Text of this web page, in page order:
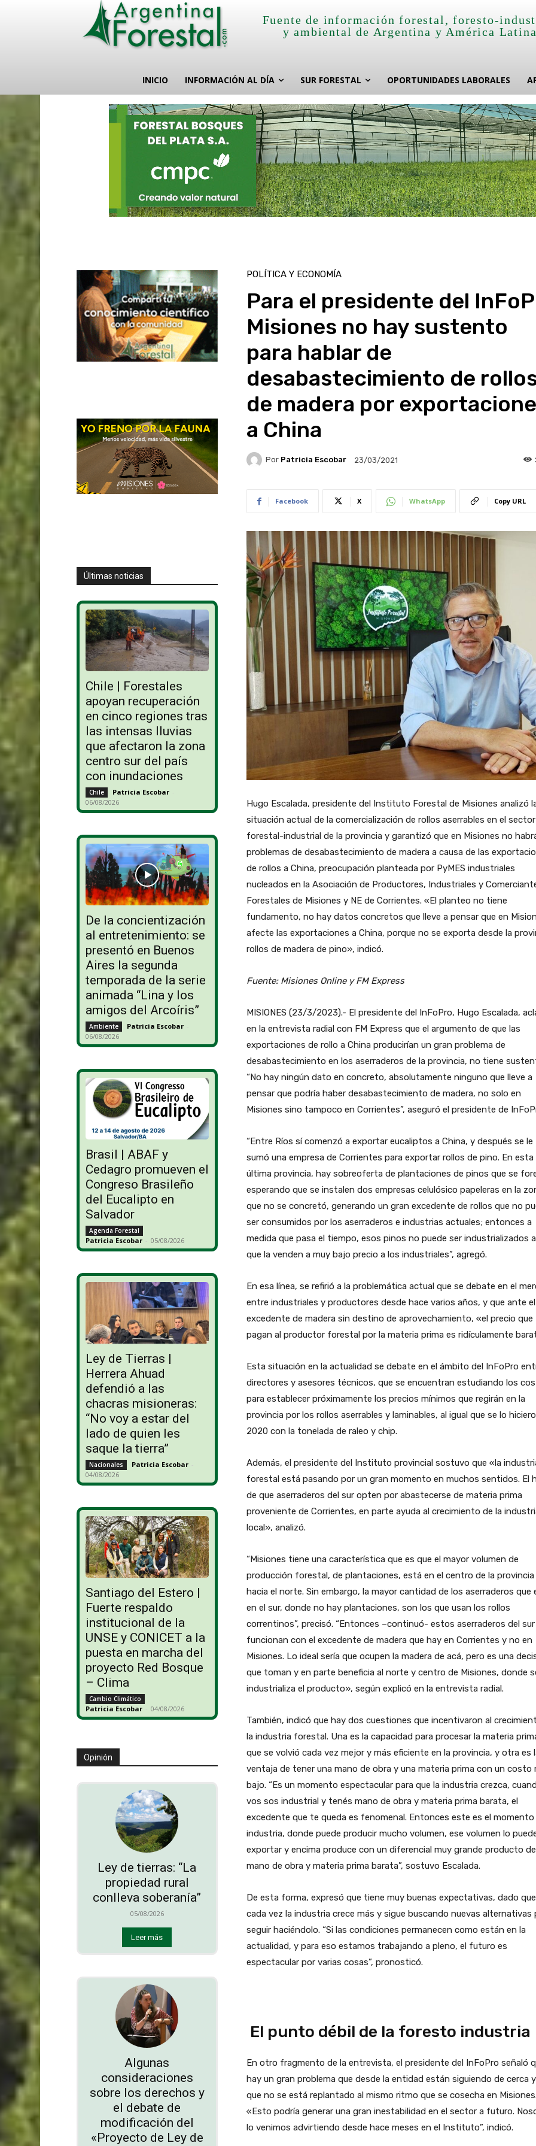
Fuente de información forestal, foresto-
y ambiental de Argentina y América
INICIO INFORMACIÓN AL DÍA SUR FORESTAL OPORTUNIDADES LABORALES
Últimas noticias
Chile | Forestales
apoyan recuperación
en cinco regiones tras
las intensas lluvias
que afectaron la zona
centro sur del país
con inundaciones
Chile Patricia Escobar -
06/08/2026
De la concientización
al entretenimiento: se
presentó en Buenos
Aires la segunda
temporada de la serie
animada “Lina y los
amigos del Arcoíris”
Ambiente Patricia Escobar -
06/08/2026
Brasil | ABAF y
Cedagro promueven el
Congreso Brasileño
del Eucalipto en
Salvador
Agenda Forestal
Patricia Escobar - 05/08/2026
Ley de Tierras |
Herrera Ahuad
defendió a las
chacras misioneras:
“No voy a estar del
lado de quien les
saque la tierra”
Nacionales Patricia Escobar -
04/08/2026
Santiago del Estero |
Fuerte respaldo
institucional de la
UNSE y CONICET a la
puesta en marcha del
proyecto Red Bosque
– Clima
Cambio Climático
Patricia Escobar - 04/08/2026
Opinión
Ley de tierras: “La
propiedad rural
conlleva soberanía”
05/08/2026
Leer más
Algunas
consideraciones
sobre los derechos y
el debate de
modificación del
«Proyecto de Ley de
POLÍTICA Y ECONOMÍA
Para el presidente del
Misiones no hay sustento
para hablar de
desabastecimiento de
de madera por
a China
Por Patricia Escobar 23/03/2021
Facebook X WhatsApp Copy URL
Hugo Escalada, presidente del Instituto Forestal de Misiones analizó
situación actual de la comercialización de rollos aserrables en el sector
forestal-industrial de la provincia y garantizó que en Misiones no
problemas de desabastecimiento de madera a causa de las
de rollos a China, preocupación planteada por PyMES industriales
nucleados en la Asociación de Productores, Industriales y
Forestales de Misiones y NE de Corrientes. «El planteo no tiene
fundamento, no hay datos concretos que lleve a pensar que en
afecte las exportaciones a China, porque no se exporta desde la
rollos de madera de pino», indicó.
Fuente: Misiones Online y FM Express
MISIONES (23/3/2023).- El presidente del InFoPro, Hugo Escalada,
en la entrevista radial con FM Express que el argumento de que las
exportaciones de rollo a China producirían un gran problema de
desabastecimiento en los aserraderos de la provincia, no tiene
“No hay ningún dato en concreto, absolutamente ninguno que lleve a
pensar que podría haber desabastecimiento de madera, no solo en
Misiones sino tampoco en Corrientes”, aseguró el presidente de
“Entre Ríos sí comenzó a exportar eucaliptos a China, y después se le
sumó una empresa de Corrientes para exportar rollos de pino. En esta
última provincia, hay sobreoferta de plantaciones de pinos que se
esperando que se instalen dos empresas celulósico papeleras en la
que no se concretó, generando un gran excedente de rollos que no
ser consumidos por los aserraderos e industrias actuales; entonces a
medida que pasa el tiempo, esos pinos no puede ser industrializados
que la venden a muy bajo precio a los industriales”, agregó.
En esa línea, se refirió a la problemática actual que se debate en el
entre industriales y productores desde hace varios años, y que ante el
excedente de madera sin destino de aprovechamiento, «el precio que
pagan al productor forestal por la materia prima es ridículamente
Esta situación en la actualidad se debate en el ámbito del InFoPro
directores y asesores técnicos, que se encuentran estudiando los
para establecer próximamente los precios mínimos que regirán en la
provincia por los rollos aserrables y laminables, al igual que se lo
2020 con la tonelada de raleo y chip.
Además, el presidente del Instituto provincial sostuvo que «la
forestal está pasando por un gran momento en muchos sentidos. El
de que aserraderos del sur opten por abastecerse de materia prima
proveniente de Corrientes, en parte ayuda al crecimiento de la
local», analizó.
“Misiones tiene una característica que es que el mayor volumen de
producción forestal, de plantaciones, está en el centro de la provincia
hacia el norte. Sin embargo, la mayor cantidad de los aserraderos que
en el sur, donde no hay plantaciones, son los que usan los rollos
correntinos”, precisó. “Entonces –continuó- estos aserraderos del sur
funcionan con el excedente de madera que hay en Corrientes y no en
Misiones. Lo ideal sería que ocupen la madera de acá, pero es una
que toman y en parte beneficia al norte y centro de Misiones, donde
industrializa el producto», según explicó en la entrevista radial.
También, indicó que hay dos cuestiones que incentivaron al
la industria forestal. Una es la capacidad para procesar la materia
que se volvió cada vez mejor y más eficiente en la provincia, y otra es
ventaja de tener una mano de obra y una materia prima con un costo
bajo. “Es un momento espectacular para que la industria crezca,
vos sos industrial y tenés mano de obra y materia prima barata, el
excedente que te queda es fenomenal. Entonces este es el momento
industria, donde puede producir mucho volumen, ese volumen lo
exportar y encima produce con un diferencial muy grande producto
mano de obra y materia prima barata”, sostuvo Escalada.
De esta forma, expresó que tiene muy buenas expectativas, dado que
cada vez la industria crece más y sigue buscando nuevas alternativas
seguir haciéndolo. “Si las condiciones permanecen como están en la
actualidad, y para eso estamos trabajando a pleno, el futuro es
espectacular por varias cosas”, pronosticó.
El punto débil de la foresto industria
En otro fragmento de la entrevista, el presidente del InFoPro señaló
hay un gran problema que desde la entidad están siguiendo de cerca
que no se está replantado al mismo ritmo que se cosecha en
«Esto podría generar una gran inestabilidad en el sector a futuro.
lo venimos advirtiendo desde hace meses en el Instituto”, indicó.